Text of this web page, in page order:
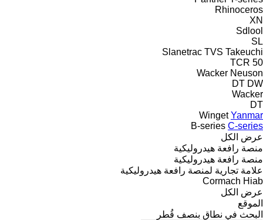
Rhinoceros
XN
Sdlool
SL
Slanetrac TVS Takeuchi
TCR 50
Wacker Neuson
DT DW
Wacker
DT
Winget Yanmar
B-series C-series
عرض الكل
منصة رافعة هيدروليكية
منصة رافعة هيدروليكية
علامة تجارية لمنصة رافعة هيدروليكية
Cormach Hiab
عرض الكل
الموقع
البحث في نطاق بنصف قُطر